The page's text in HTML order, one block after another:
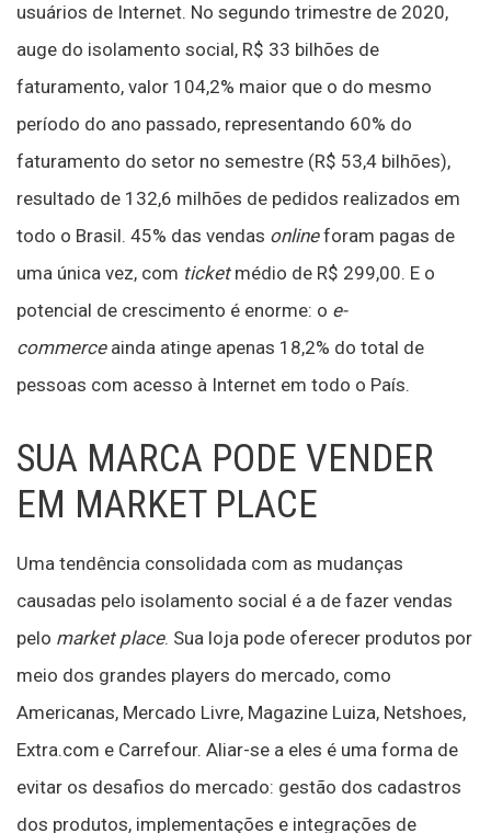
usuários de Internet. No segundo trimestre de 2020,
auge do isolamento social, R$ 33 bilhões de
faturamento, valor 104,2% maior que o do mesmo
período do ano passado, representando 60% do
faturamento do setor no semestre (R$ 53,4 bilhões),
resultado de 132,6 milhões de pedidos realizados em
todo o Brasil. 45% das vendas onlineforam pagas de
uma única vez, com ticketmédio de R$ 299,00. E o
potencial de crescimento é enorme: o e-
commerceainda atinge apenas 18,2% do total de
pessoas com acesso à Internet em todo o País.
SUA MARCA PODE VENDER
EM MARKET PLACE
Uma tendência consolidada com as mudanças
causadas pelo isolamento social é a de fazer vendas
pelo market place. Sua loja pode oferecer produtos por
meio dos grandes players do mercado, como
Americanas, Mercado Livre, Magazine Luiza, Netshoes,
Extra.com e Carrefour. Aliar-se a eles é uma forma de
evitar os desafios do mercado: gestão dos cadastros
dos produtos, implementações e integrações de